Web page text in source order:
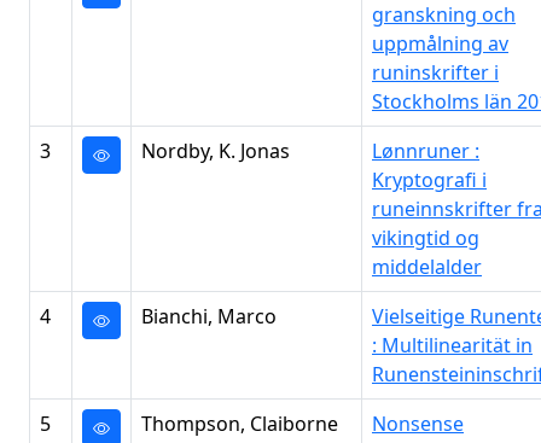
granskning och
uppmålning av
runinskrifter i
Stockholms län
3
Nordby, K. Jonas
Lønnruner :
Kryptografi i
runeinnskrifter
vikingtid og
middelalder
4
Bianchi, Marco
Vielseitige
: Multilinearität in
5
Thompson, Claiborne
Nonsense